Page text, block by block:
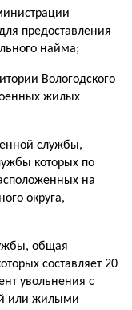
предоставления
найма;
Вологодского
жилых
службы,
которых по
на
округа,
общая
составляет 20
увольнения с
или жилыми